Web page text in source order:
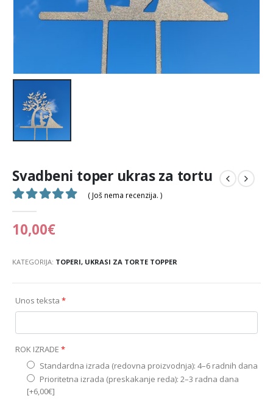
Svadbeni toper ukras za tortu
0out of 5
( Još nema recenzija. )
10,00€
KATEGORIJA: TOPERI, UKRASI ZA TORTE TOPPER
Unos teksta *
ROK IZRADE *
Standardna izrada (redovna proizvodnja): 4–6 radnih dana
Prioritetna izrada (preskakanje reda): 2–3 radna dana
[+6,00€]